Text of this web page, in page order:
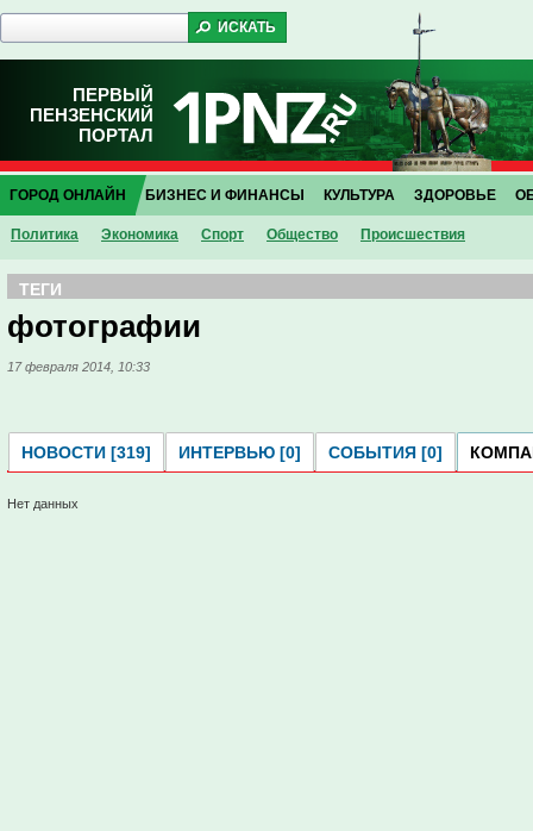
ПЕРВЫЙ
ПЕНЗЕНСКИЙ
ПОРТАЛ
ГОРОД ОНЛАЙН
Политика Экономика Спорт Общество Проиcшествия
БИЗНЕС И ФИНАНСЫ КУЛЬТУРА ЗДОРОВЬЕ
ТЕГИ
фотографии
17 февраля 2014, 10:33
НОВОСТИ [319] ИНТЕРВЬЮ [0] СОБЫТИЯ [0]
Нет данных